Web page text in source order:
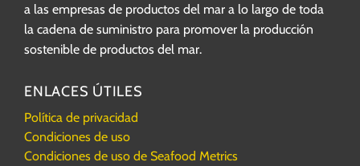
a las empresas de productos del mar a lo largo de toda
la cadena de suministro para promover la producción
sostenible de productos del mar.
ENLACES ÚTILES
Política de privacidad
Condiciones de uso
Condiciones de uso de Seafood Metrics